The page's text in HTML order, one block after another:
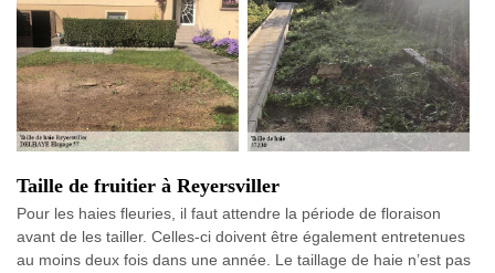
Taille de fruitier à Reyersviller
Pour les haies fleuries, il faut attendre la période de floraison
avant de les tailler. Celles-ci doivent être également entretenues
au moins deux fois dans une année. Le taillage de haie n’est pas